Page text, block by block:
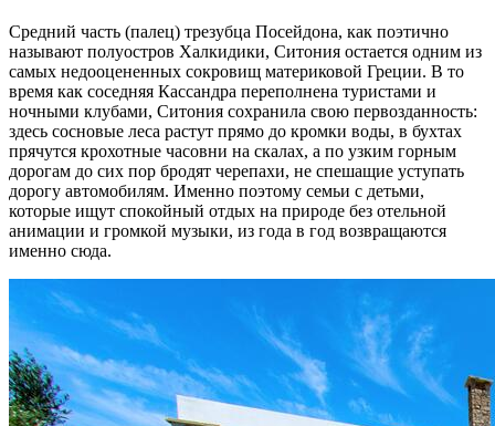
Средний часть (палец) трезубца Посейдона, как поэтично
называют полуостров Халкидики, Ситония остается одним из
самых недооцененных сокровищ материковой Греции. В то
время как соседняя Кассандра переполнена туристами и
ночными клубами, Ситония сохранила свою первозданность:
здесь сосновые леса растут прямо до кромки воды, в бухтах
прячутся крохотные часовни на скалах, а по узким горным
дорогам до сих пор бродят черепахи, не спешащие уступать
дорогу автомобилям. Именно поэтому семьи с детьми,
которые ищут спокойный отдых на природе без отельной
анимации и громкой музыки, из года в год возвращаются
именно сюда.